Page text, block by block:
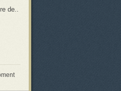
de..